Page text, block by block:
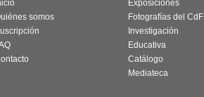
somos
Exposiciones
Fotografías del CdF
Investigación
Educativa
Catálogo
Mediateca